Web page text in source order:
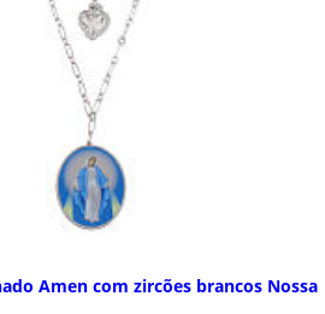
Amen com zircões brancos Nossa